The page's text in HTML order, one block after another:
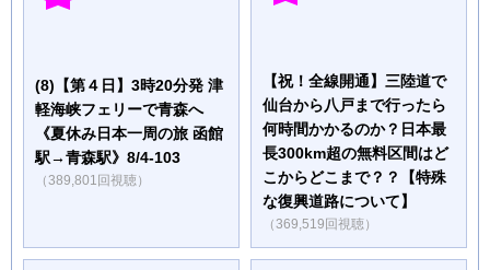
(8)【第４日】3時20分発 津
軽海峡フェリーで青森へ
《夏休み日本一周の旅 函館
駅→青森駅》8/4-103
（389,801回視聴）
【祝！全線開通】三陸道で
仙台から八戸まで行ったら
何時間かかるのか？日本最
長300km超の無料区間はど
こからどこまで？？【特殊
な復興道路について】
（369,519回視聴）